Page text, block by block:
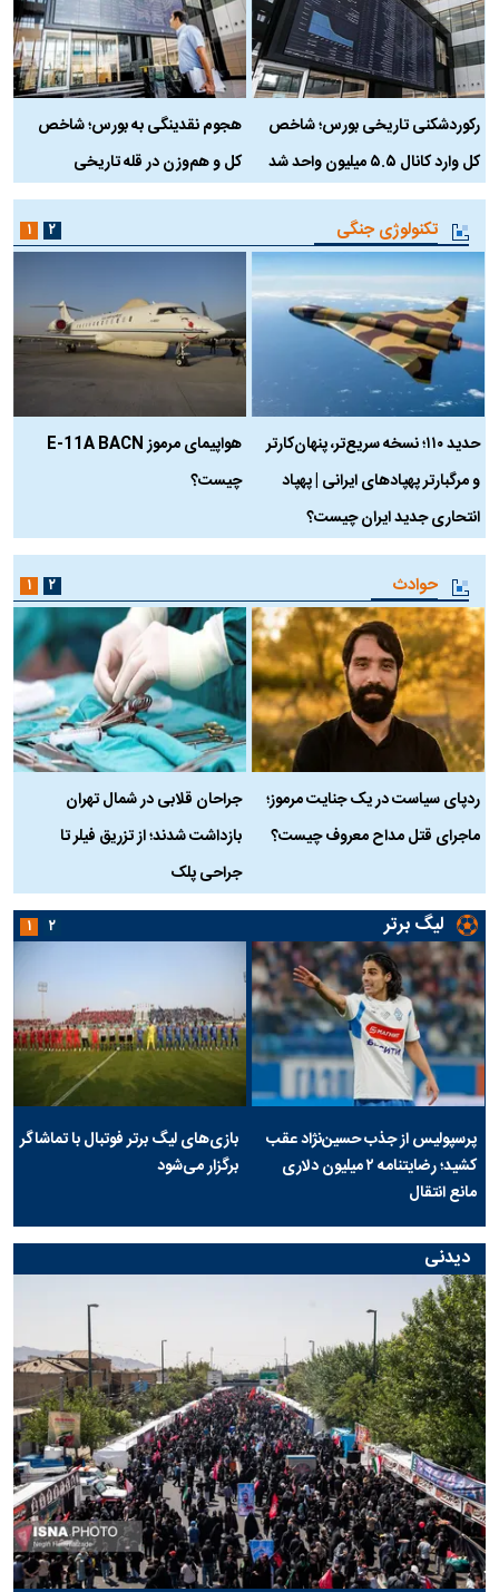
رکوردشکنی تاریخی بورس؛ شاخص
کل وارد کانال ۵.۵ میلیون واحد شد
هجوم نقدینگی به بورس؛ شاخص
کل و هم‌وزن در قله تاریخی
تکنولوژی جنگی
حدید ۱۱۰؛ نسخه سریع‌تر، پنهان‌کارتر
و مرگبارتر پهپادهای ایرانی | پهپاد
انتحاری جدید ایران چیست؟
هواپیمای مرموز E-11A BACN
چیست؟
۱ ۲
حوادث
ردپای سیاست در یک جنایت مرموز؛
ماجرای قتل مداح معروف چیست؟
جراحان قلابی در شمال تهران
بازداشت شدند؛ از تزریق فیلر تا
جراحی پلک
۱ ۲
لیگ برتر
پرسپولیس از جذب حسین‌نژاد عقب
کشید؛ رضایتنامه ۲ میلیون دلاری
مانع انتقال
بازی‌های لیگ برتر فوتبال با تماشاگر
برگزار می‌شود
۱ ۲
دیدنی